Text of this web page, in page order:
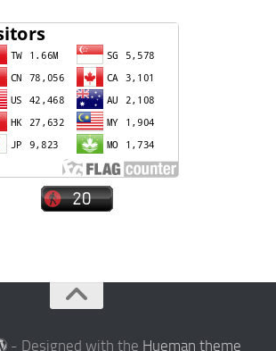
- Designed with the Hueman theme